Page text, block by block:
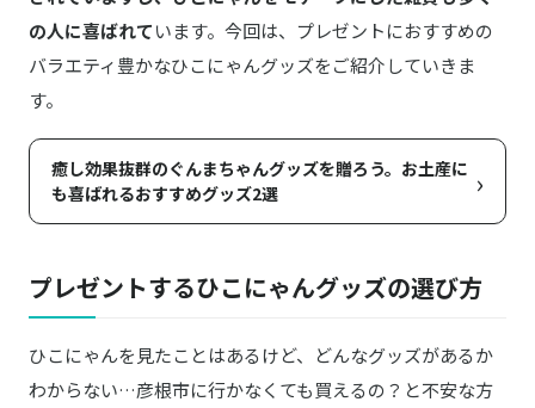
の人に喜ばれています。今回は、プレゼントにおすすめの
バラエティ豊かなひこにゃんグッズをご紹介していきま
す。
癒し効果抜群のぐんまちゃんグッズを贈ろう。お土産に
も喜ばれるおすすめグッズ2選
›
プレゼントするひこにゃんグッズの選び方
ひこにゃんを見たことはあるけど、どんなグッズがあるか
わからない…彦根市に行かなくても買えるの？と不安な方